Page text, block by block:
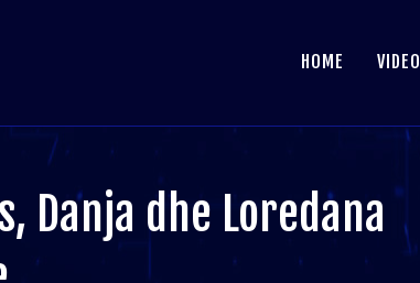
HOME VIDEO
Danja dhe Loredana